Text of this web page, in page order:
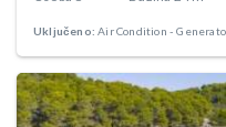
Uključeno: Air Condition